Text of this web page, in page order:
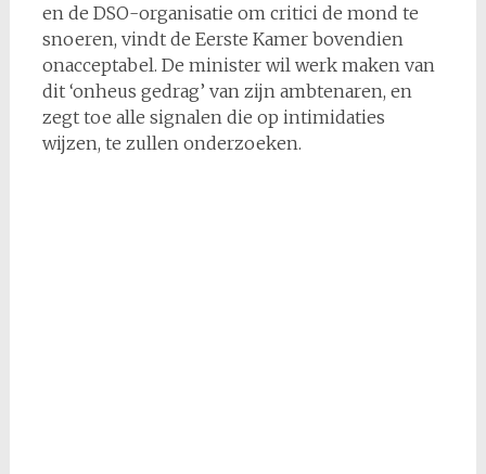
en de DSO-organisatie om critici de mond te
snoeren, vindt de Eerste Kamer bovendien
onacceptabel. De minister wil werk maken van
dit ‘onheus gedrag’ van zijn ambtenaren, en
zegt toe alle signalen die op intimidaties
wijzen, te zullen onderzoeken.